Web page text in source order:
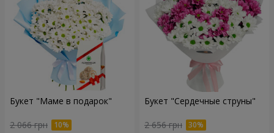
Букет "Маме в подарок"
2 066 грн
Букет "Сердечные струны"
2 656 грн